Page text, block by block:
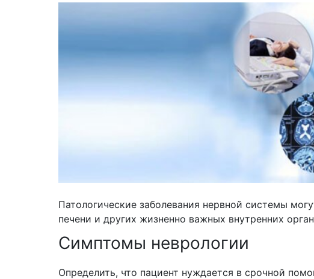
Патологические заболевания нервной системы
печени и других жизненно важных внутренних
Симптомы неврологии
Определить, что пациент нуждается в срочной